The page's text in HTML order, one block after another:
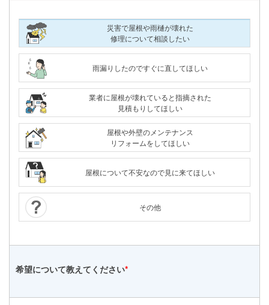
災害で屋根や雨樋が壊れた
修理について相談したい
雨漏りしたのですぐに直してほしい
業者に屋根が壊れていると指摘された
見積もりしてほしい
屋根や外壁のメンテナンス
リフォームをしてほしい
屋根について不安なので見に来てほしい
その他
希望について教えてください*